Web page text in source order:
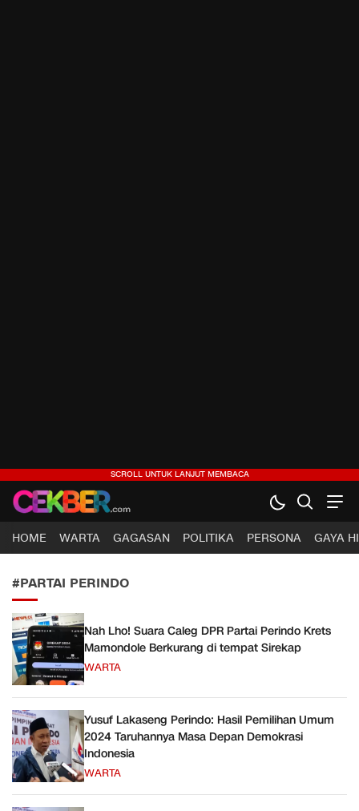
CEKBER
Berita Jelas, Analisis Cerdas
HOME WARTA GAGASAN POLITIKA PERSONA GAYA
#PARTAI PERINDO
Nah Lho! Suara Caleg DPR Partai Perindo Krets
Mamondole Berkurang di tempat Sirekap
WARTA
Yusuf Lakaseng Perindo: Hasil Pemilihan Umum
2024 Taruhannya Masa Depan Demokrasi
Indonesia
WARTA